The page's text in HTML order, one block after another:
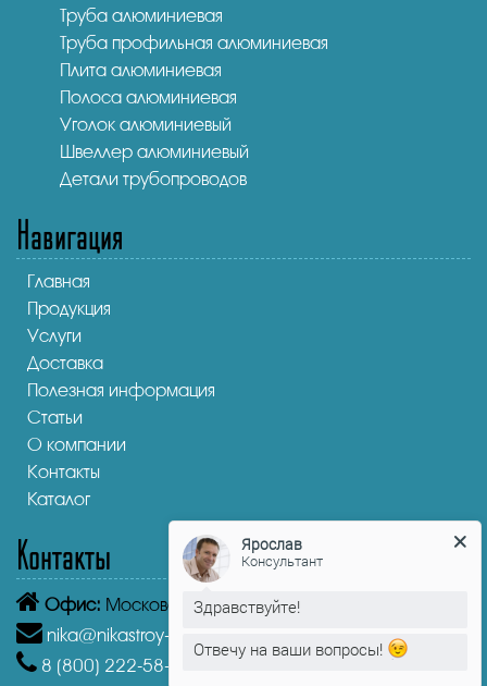
Труба алюминиевая
Труба профильная алюминиевая
Плита алюминиевая
Полоса алюминиевая
Уголок алюминиевый
Швеллер алюминиевый
Детали трубопроводов
Навигация
Главная
Продукция
Услуги
Доставка
Полезная информация
Статьи
О компании
Контакты
Каталог
Контакты
Офис: Московская область, Лыткарино, 1-й кв-л, 4А
nika@nikastroy-msk.ru
8 (800) 222-58-30
Звонок бесплатный из г.
Ярослав
Консультант
Здравствуйте!